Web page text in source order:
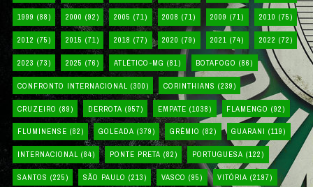
1999 (88) 2000 (92) 2005 (71) 2008 (71) 2009 (71) 2010 (75)
2012 (75) 2015 (71) 2018 (77) 2020 (79) 2021 (74) 2022 (72)
2023 (73) 2025 (76) ATLÉTICO-MG (81) BOTAFOGO (86)
CONFRONTO INTERNACIONAL (300) CORINTHIANS (239)
CRUZEIRO (89) DERROTA (957) EMPATE (1038) FLAMENGO (92)
FLUMINENSE (82) GOLEADA (379) GRÊMIO (82) GUARANI (119)
INTERNACIONAL (84) PONTE PRETA (82) PORTUGUESA (122)
SANTOS (225) SÃO PAULO (213) VASCO (95) VITÓRIA (2197)